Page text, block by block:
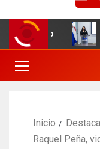
Inicio
Raquel Peña,